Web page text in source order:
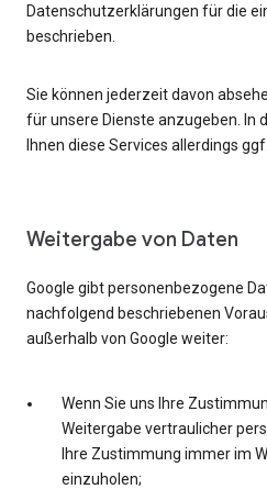
Datenschutzerklärungen für die
beschrieben.
Sie können jederzeit davon
für unsere Dienste anzugeben. In
Ihnen diese Services allerdings
Weitergabe von Daten
Google gibt personenbezogene
nachfolgend beschriebenen
außerhalb von Google weiter:
Wenn Sie uns Ihre
Weitergabe vertraulicher
Ihre Zustimmung immer im
einzuholen;